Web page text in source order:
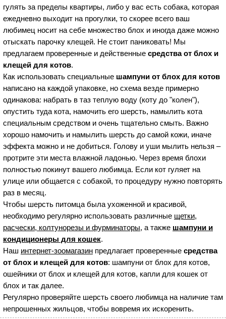
гулять за пределы квартиры, либо у вас есть собака, которая
ежедневно выходит на прогулки, то скорее всего ваш
любимец носит на себе множество блох и иногда даже можно
отыскать парочку клещей. Не стоит паниковать! Мы
предлагаем проверенные и действенные средства от блох и
клещей для котов.
Как использовать специальные шампуни от блох для котов
написано на каждой упаковке, но схема везде примерно
одинакова: набрать в таз теплую воду (коту до "колен"),
опустить туда кота, намочить его шерсть, намылить кота
специальным средством и очень тщательно смыть. Важно
хорошо намочить и намылить шерсть до самой кожи, иначе
эффекта можно и не добиться. Голову и уши мылить нельзя –
протрите эти места влажной ладонью. Через время блохи
полностью покинут вашего любимца. Если кот гуляет на
улице или общается с собакой, то процедуру нужно повторять
раз в месяц.
Чтобы шерсть питомца была ухоженной и красивой,
необходимо регулярно использовать различные щетки,
расчески, колтунорезы и фурминаторы, а также шампуни и
кондиционеры для кошек.
Наш интернет-зоомагазин предлагает проверенные средства
от блох и клещей для котов: шампуни от блох для котов,
ошейники от блох и клещей для котов, капли для кошек от
блох и так далее.
Регулярно проверяйте шерсть своего любимца на наличие там
непрошенных жильцов, чтобы вовремя их искоренить.